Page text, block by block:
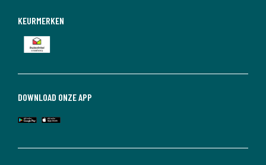
DOWNLOAD ONZE APP
KEURMERKEN